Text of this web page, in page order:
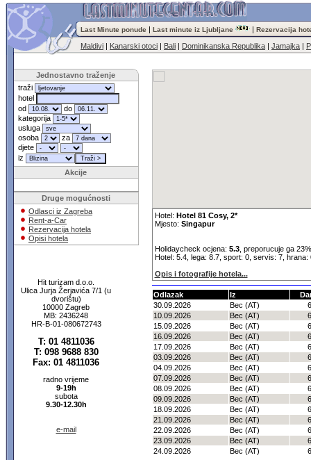
Last Minute ponude | Last minute iz Ljubljane | Rezervacija
Maldivi | Kanarski otoci | Bali | Dominikanska Republika | Jamajka |
Jednostavno traženje
traži
hotel
od
do
kategorija
usluga
osoba
za
djete
iz
Akcije
Druge mogućnosti
Odlasci iz Zagreba
Rent-a-Car
Rezervacija hotela
Opisi hotela
Hit turizam d.o.o.
Ulica Jurja Žerjavića 7/1 (u
dvorištu)
10000 Zagreb
MB: 2436248
HR-B-01-080672743
T: 01 4811036
T: 098 9688 830
Fax: 01 4811036
radno vrijeme
9-19h
subota
9.30-12.30h
e-mail
Hotel: Hotel 81 Cosy, 2*
Mjesto: Singapur
Holidaycheck ocjena: 5.3, preporucuje ga
Hotel: 5.4, lega: 8.7, sport: 0, servis: 7, hrana:
Opis i fotografije hotela...
Odlazak Iz
30.09.2026
Bec (AT)
6
10.09.2026
Bec (AT)
6
15.09.2026
Bec (AT)
6
16.09.2026
Bec (AT)
6
17.09.2026
Bec (AT)
6
03.09.2026
Bec (AT)
6
04.09.2026
Bec (AT)
6
07.09.2026
Bec (AT)
6
08.09.2026
Bec (AT)
6
09.09.2026
Bec (AT)
6
18.09.2026
Bec (AT)
6
21.09.2026
Bec (AT)
6
22.09.2026
Bec (AT)
6
23.09.2026
Bec (AT)
6
24.09.2026
Bec (AT) 6